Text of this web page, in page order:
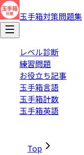
玉手箱対策問題集
レベル診断
練習問題
お役立ち記事
玉手箱言語
玉手箱計数
玉手箱英語
Top